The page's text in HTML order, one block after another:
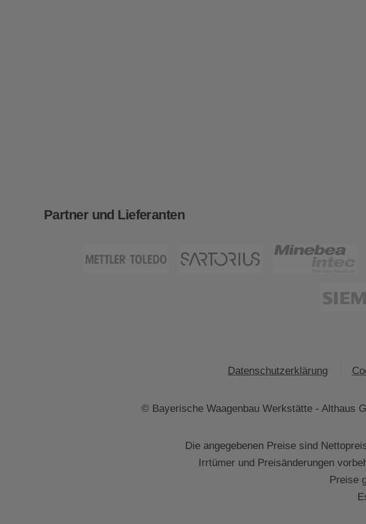
Partner und Lieferanten
Datenschutzerklärung
© Bayerische Waagenbau Werkstätte - Althaus
Die angegebenen Preise sind
Irrtümer und Preisänderungen
Preise